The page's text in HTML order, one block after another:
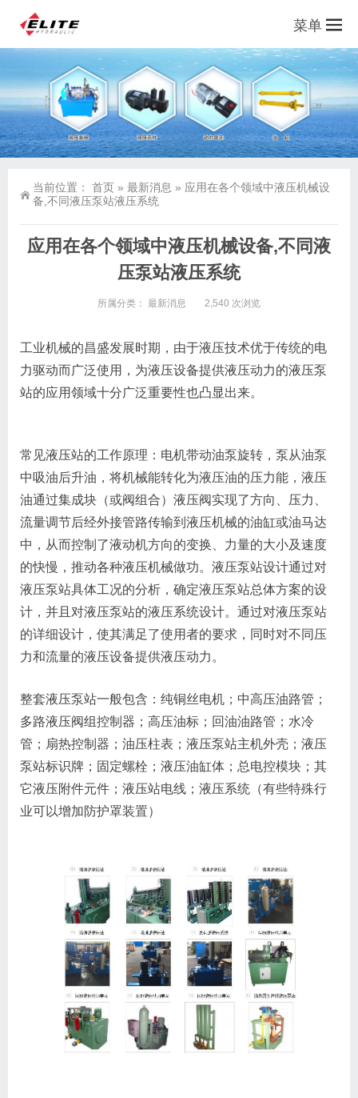
菜单
当前位置： 首页 » 最新消息 » 应用在各个领域中液压机械设
备,不同液压泵站液压系统
应用在各个领域中液压机械设备,不同液
压泵站液压系统
所属分类： 最新消息 2,540 次浏览
工业机械的昌盛发展时期，由于液压技术优于传统的电
力驱动而广泛使用，为液压设备提供液压动力的液压泵
站的应用领域十分广泛重要性也凸显出来。
常见液压站的工作原理：电机带动油泵旋转，泵从油泵
中吸油后升油，将机械能转化为液压油的压力能，液压
油通过集成块（或阀组合）液压阀实现了方向、压力、
流量调节后经外接管路传输到液压机械的油缸或油马达
中，从而控制了液动机方向的变换、力量的大小及速度
的快慢，推动各种液压机械做功。液压泵站设计通过对
液压泵站具体工况的分析，确定液压泵站总体方案的设
计，并且对液压泵站的液压系统设计。通过对液压泵站
的详细设计，使其满足了使用者的要求，同时对不同压
力和流量的液压设备提供液压动力。
整套液压泵站一般包含：纯铜丝电机；中高压油路管；
多路液压阀组控制器；高压油标；回油油路管；水冷
管；扇热控制器；油压柱表；液压泵站主机外壳；液压
泵站标识牌；固定螺栓；液压油缸体；总电控模块；其
它液压附件元件；液压站电线；液压系统（有些特殊行
业可以增加防护罩装置）